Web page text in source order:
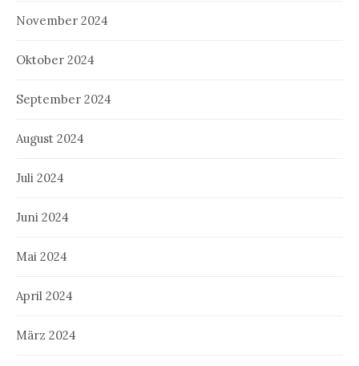
November 2024
Oktober 2024
September 2024
August 2024
Juli 2024
Juni 2024
Mai 2024
April 2024
März 2024